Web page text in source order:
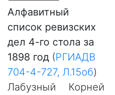
Алфавитный
список ревизских
дел 4-го стола за
1898 год (РГИАДВ
704-4-727, Л.15об)
Лабузный Корней